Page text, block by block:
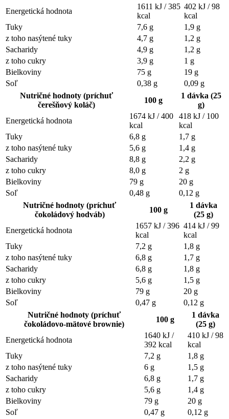
Energetická hodnota
1611 kJ / 385
kcal
402 kJ / 98
kcal
Tuky
7,6 g
1,9 g
z toho nasýtené tuky
4,7 g
1,2 g
Sacharidy
4,9 g
1,2 g
z toho cukry
3,9 g
1 g
Bielkoviny
75 g
19 g
Soľ
0,38 g
0,09 g
Nutričné hodnoty (príchuť
čerešňový koláč)
100 g
1 dávka (25
g)
Energetická hodnota
1674 kJ / 400
kcal
418 kJ / 100
kcal
Tuky
6,8 g
1,7 g
z toho nasýtené tuky
5,6 g
1,4 g
Sacharidy
8,8 g
2,2 g
z toho cukry
8,0 g
2 g
Bielkoviny
79 g
20 g
Soľ
0,48 g
0,12 g
Nutričné hodnoty (príchuť
čokoládový hodváb)
100 g
1 dávka
(25 g)
Energetická hodnota
1657 kJ / 396
kcal
414 kJ / 99
kcal
Tuky
7,2 g
1,8 g
z toho nasýtené tuky
6,8 g
1,7 g
Sacharidy
6,8 g
1,8 g
z toho cukry
5,6 g
1,5 g
Bielkoviny
79 g
20 g
Soľ
0,47 g
0,12 g
Nutričné hodnoty (príchuť
čokoládovo-mätové brownie)
100 g
1 dávka
(25 g)
Energetická hodnota
1640 kJ /
392 kcal
410 kJ / 98
kcal
Tuky
7,2 g
1,8 g
z toho nasýtené tuky
6 g
1,5 g
Sacharidy
6,8 g
1,7 g
z toho cukry
5,6 g
1,4 g
Bielkoviny
79 g
20 g
Soľ
0,47 g
0,12 g